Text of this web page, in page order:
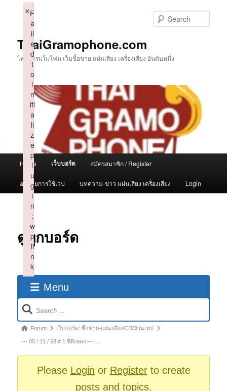
ThaiGramophone.com
ไทยแกรมโมโฟน เว็บซื้อขาย แผ่นเสียง เครื่องเสียง อันดับหนึ่ง
Home เว็บบอร์ด สมัครสมาชิก / Register
อธิบายการใช้เวป บทความ-ข่าว แผ่นเสียง เครื่องเสียง Login
ดูทุกบอร์ด
Menu
Forum
Navigation
Forum
breadcrumbs
Forum เว็บบอร์ด: ซื้อขาย-แผ่นเสียง/CD/ม้วนเทป
--- 05 / 11 / 68 # 1 ซีดีเพลง --- …
Please Login or Registerto create
posts and topics.
F
a
il
e
d
t
o
i
n
iti
a
li
z
e
p
l
u
g
i
n
:
w
p
li
n
k
×
Failed to initialize plugin: wplink